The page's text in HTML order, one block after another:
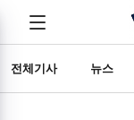
전체기사 뉴스
전체메뉴